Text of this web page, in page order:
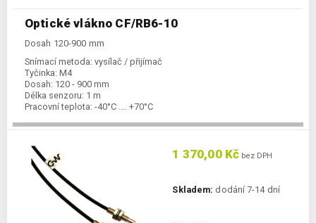
Optické vlákno CF/RB6-10
Dosah 120-900 mm
Snímací metoda: vysílač / přijímač
Tyčinka: M4
Dosah: 120 - 900 mm
Délka senzoru: 1 m
Pracovní teplota: -40°C .... +70°C
1 370,00 Kč bez DPH
Skladem: dodání 7-14 dní